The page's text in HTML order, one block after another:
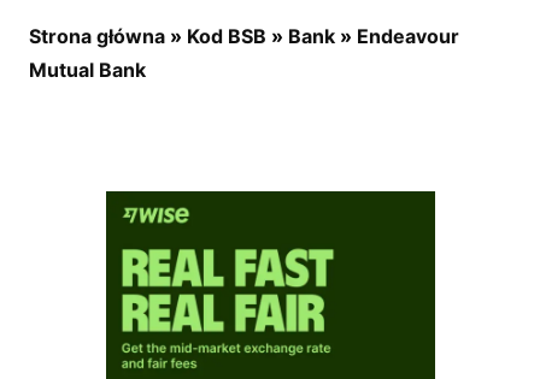
Strona główna » Kod BSB » Bank » Endeavour
Mutual Bank